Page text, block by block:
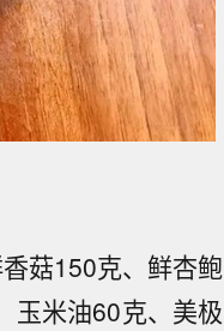
菇150克、鲜杏鲍
玉米油60克、美极